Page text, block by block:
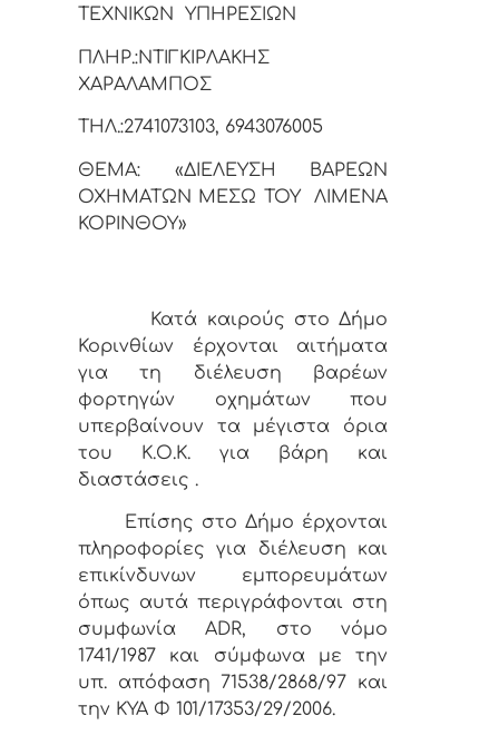
ΤΕΧΝΙΚΩΝ ΥΠΗΡΕΣΙΩΝ
ΠΛΗΡ.:ΝΤΙΓΚΙΡΛΑΚΗΣ
ΧΑΡΑΛΑΜΠΟΣ
ΤΗΛ.:2741073103, 6943076005
ΘΕΜΑ: «ΔΙΕΛΕΥΣΗ ΒΑΡΕΩΝ
ΟΧΗΜΑΤΩΝ ΜΕΣΩ ΤΟΥ ΛΙΜΕΝΑ
ΚΟΡΙΝΘΟΥ»
Κατά καιρούς στο Δήμο
Κορινθίων έρχονται αιτήματα
για τη διέλευση βαρέων
φορτηγών οχημάτων που
υπερβαίνουν τα μέγιστα όρια
του Κ.Ο.Κ. για βάρη και
διαστάσεις .
Επίσης στο Δήμο έρχονται
πληροφορίες για διέλευση και
επικίνδυνων εμπορευμάτων
όπως αυτά περιγράφονται στη
συμφωνία ADR, στο νόμο
1741/1987 και σύμφωνα με την
υπ. απόφαση 71538/2868/97 και
την ΚΥΑ Φ 101/17353/29/2006.